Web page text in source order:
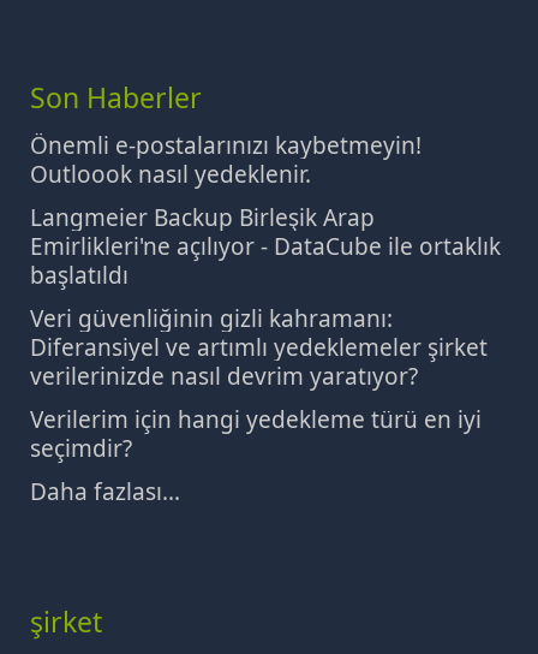
Son Haberler
Önemli e-postalarınızı kaybetmeyin!
Outloook nasıl yedeklenir.
Langmeier Backup Birleşik Arap
Emirlikleri'ne açılıyor - DataCube ile ortaklık
başlatıldı
Veri güvenliğinin gizli kahramanı:
Diferansiyel ve artımlı yedeklemeler şirket
verilerinizde nasıl devrim yaratıyor?
Verilerim için hangi yedekleme türü en iyi
seçimdir?
Daha fazlası...
şirket